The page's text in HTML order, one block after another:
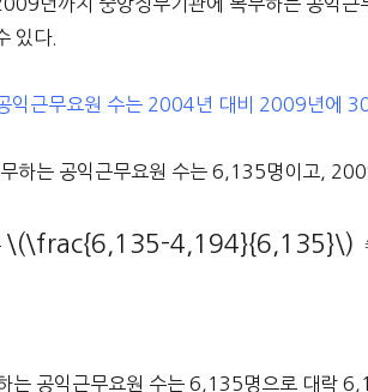
있다.
익근무요원 수는 2004년 대비 2009년에
하는 공익근무요원 수는 6,135명이고,
\(\frac{6,135-4,194}{6,135}\)
는 공익근무요원 수는 6,135명으로 대